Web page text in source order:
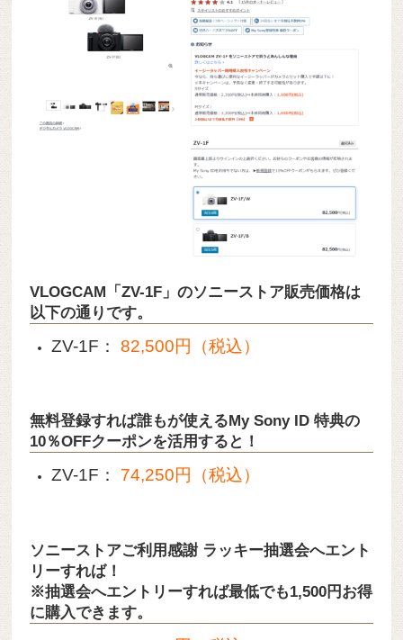
VLOGCAM「ZV-1F」のソニーストア販売価格は
以下の通りです。
ZV-1F：82,500円（税込）
無料登録すれば誰もが使えるMy Sony ID 特典の
10％OFFクーポンを活用すると！
ZV-1F： 74,250円（税込）
ソニーストアご利用感謝 ラッキー抽選会へエント
リーすれば！
※抽選会へエントリーすれば最低でも1,500円お得
に購入できます。